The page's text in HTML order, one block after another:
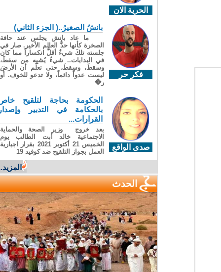
الحرية الان
فكر حر
بانشُ الصغيرُ..( الجزء الثاني)
ما عاد بانش يجلس عند حافة
الصخرة كأنها حدُّ العالم الأخير. صار في
جلسته تلكَ شيءٌ أقلُّ انكساراً مما كان
في البدايات.. شيءٌ يُشبِه من سقطَ،
وسقطَ، وسقطَ، حتى تعلّم أن الأرضَ
ليست عدواً دائماً، ولا تدعو للخوف. أو
ر�
صدى الواقع
الحكومة بحاجة لتلقيح خاص
بالحكامة في التدبير وإصدار
القرارات...
بعد خروج وزير الصحة والحماية
الاجتماعية خالد أبت الطالب يوم
الخميس 21 أكتوبر 2021 بقرار اجبارية
العمل بجواز التلقيح ضد كوفيد 19
المزيد...
الحدث